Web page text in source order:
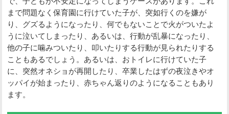
まで問題なく保育園に行けていた子が、突如行くのを嫌が
り、グズるようになったり、何でもないことで火がついたよ
うに泣いてしまったり、あるいは、行動が乱暴になったり、
他の子に噛みついたり、叩いたりする行動が見られたりする
こともあるでしょう。あるいは、おトイレに行けていた子
に、突然オネショが再開したり、卒業したはずの夜泣きやオ
ッパイが始まったり、赤ちゃん返りのようになることもあり
ます。